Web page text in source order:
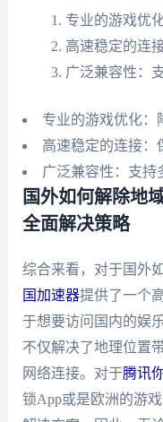
专业的游戏优
高速稳定的连
广泛兼容性：
专业的游戏优化：
高速稳定的连接：
广泛兼容性：支持
国外如何解除地
全面解决策略
综合来看，对于国外
国加速器提供了一个
于想要访问国内的娱
不仅解决了地理位置
网络连接。对于腾讯
锁App或是欧洲的游